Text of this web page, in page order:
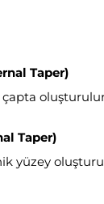
Taper)
çapta
Taper)
yüzey